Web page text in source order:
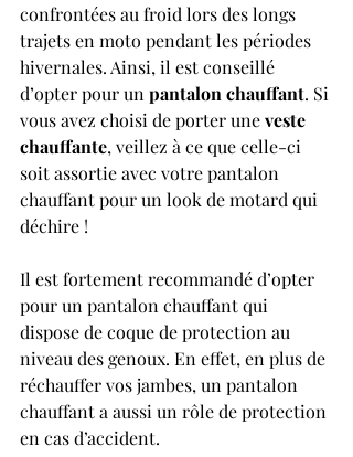
confrontées au froid lors des longs
trajets en moto pendant les périodes
hivernales. Ainsi, il est conseillé
d’opter pour un pantalon chauffant. Si
vous avez choisi de porter une veste
chauffante, veillez à ce que celle-ci
soit assortie avec votre pantalon
chauffant pour un look de motard qui
déchire !
Il est fortement recommandé d’opter
pour un pantalon chauffant qui
dispose de coque de protection au
niveau des genoux. En effet, en plus de
réchauffer vos jambes, un pantalon
chauffant a aussi un rôle de protection
en cas d’accident.